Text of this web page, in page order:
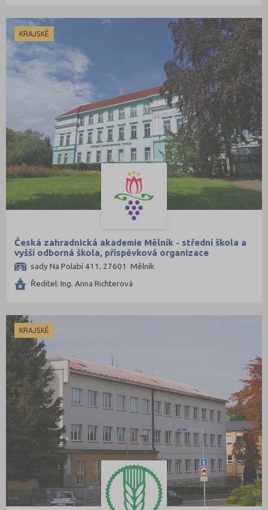
KRAJSKÉ
Česká zahradnická akademie Mělník - střední škola a
vyšší odborná škola, příspěvková organizace
sady Na Polabí 411, 27601 Mělník
Ředitel: Ing. Anna Richterová
KRAJSKÉ